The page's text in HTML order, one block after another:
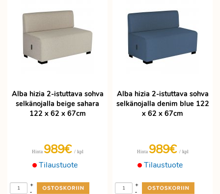
Alba hizia 2-istuttava sohva
selkänojalla beige sahara
122 x 62 x 67cm
Tilaustuote
Hinta 989€ / kpl
-
+
Alba hizia 2-istuttava sohva
selkänojalla denim blue 122
x 62 x 67cm
Tilaustuote
Hinta 989€ / kpl
-
+